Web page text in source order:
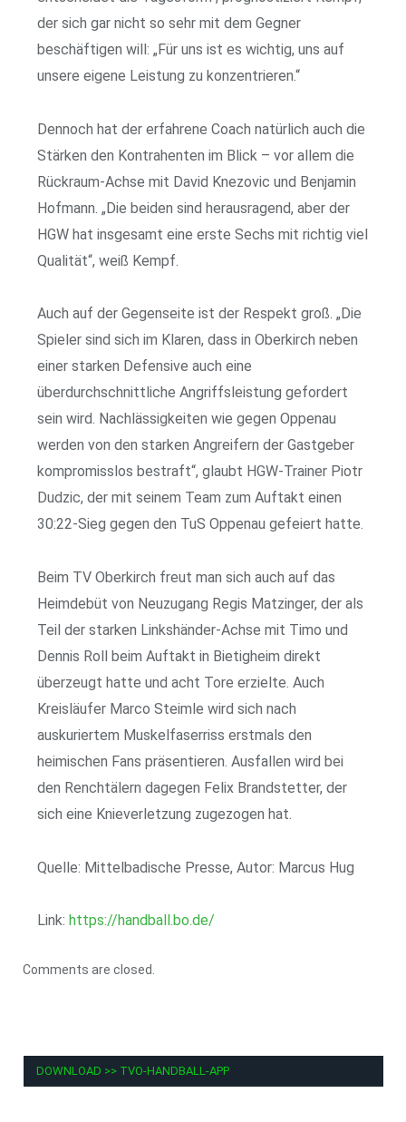
der sich gar nicht so sehr mit dem Gegner
beschäftigen will: „Für uns ist es wichtig, uns auf
unsere eigene Leistung zu konzentrieren.“
Dennoch hat der erfahrene Coach natürlich auch die
Stärken den Kontrahenten im Blick – vor allem die
Rückraum-Achse mit David Knezovic und Benjamin
Hofmann. „Die beiden sind herausragend, aber der
HGW hat insgesamt eine erste Sechs mit richtig viel
Qualität“, weiß Kempf.
Auch auf der Gegenseite ist der Respekt groß. „Die
Spieler sind sich im Klaren, dass in Oberkirch neben
einer starken Defensive auch eine
überdurchschnittliche Angriffsleistung gefordert
sein wird. Nachlässigkeiten wie gegen Oppenau
werden von den starken Angreifern der Gastgeber
kompromisslos bestraft“, glaubt HGW-Trainer Piotr
Dudzic, der mit seinem Team zum Auftakt einen
30:22-Sieg gegen den TuS Oppenau gefeiert hatte.
Beim TV Oberkirch freut man sich auch auf das
Heimdebüt von Neuzugang Regis Matzinger, der als
Teil der starken Linkshänder-Achse mit Timo und
Dennis Roll beim Auftakt in Bietigheim direkt
überzeugt hatte und acht Tore erzielte. Auch
Kreisläufer Marco Steimle wird sich nach
auskuriertem Muskelfaserriss erstmals den
heimischen Fans präsentieren. Ausfallen wird bei
den Renchtälern dagegen Felix Brand­stetter, der
sich eine Knieverletzung zugezogen hat.
Quelle: Mittelbadische Presse, Autor: Marcus Hug
Link: https://handball.bo.de/
Comments are closed.
DOWNLOAD >> TVO-HANDBALL-APP